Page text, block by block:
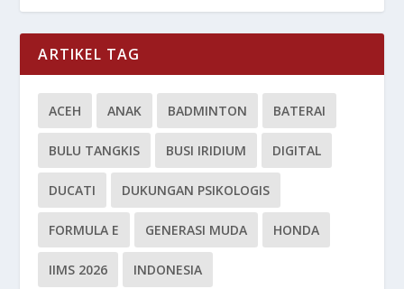
ARTIKEL TAG
ACEH ANAK BADMINTON BATERAI
BULU TANGKIS BUSI IRIDIUM DIGITAL
DUCATI DUKUNGAN PSIKOLOGIS
FORMULA E GENERASI MUDA HONDA
IIMS 2026 INDONESIA